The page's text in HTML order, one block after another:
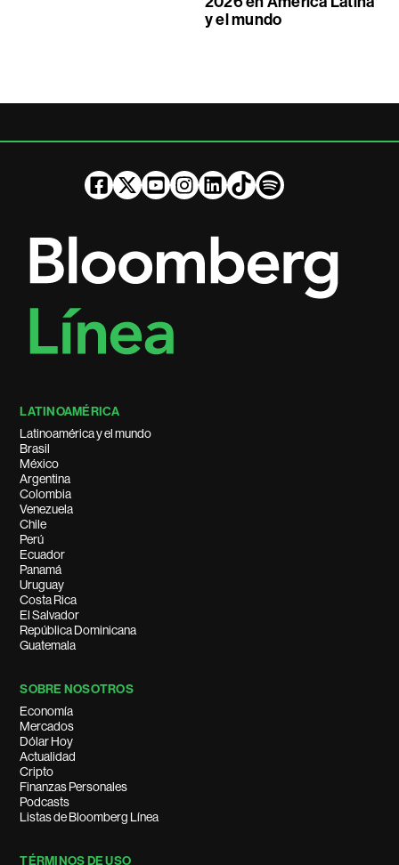
y el mundo
LATINOAMÉRICA
Latinoamérica y el mundo
Brasil
México
Argentina
Colombia
Venezuela
Chile
Perú
Ecuador
Panamá
Uruguay
Costa Rica
El Salvador
República Dominicana
Guatemala
SOBRE NOSOTROS
Economía
Mercados
Dólar Hoy
Actualidad
Cripto
Finanzas Personales
Podcasts
Listas de Bloomberg Línea
TÉRMINOS DE USO